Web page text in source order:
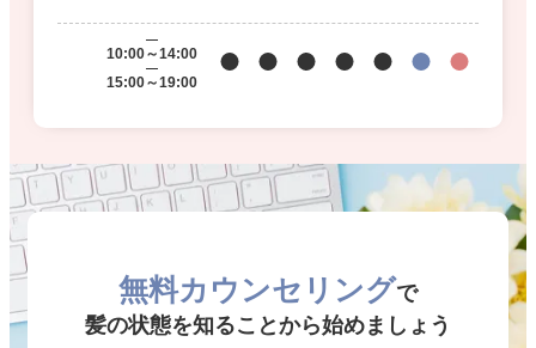
10:00～14:00
15:00～19:00
無料カウンセリングで
髪の状態を知ることから始めましょう